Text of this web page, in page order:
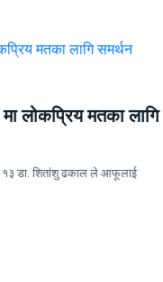
लोकप्रिय मतका लागि
१३ डा. शितांशु ढकाल ले आफूलाई